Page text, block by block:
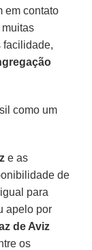
em contato
facilidade,
como um
e as
de
para
apelo por
de Aviz
os